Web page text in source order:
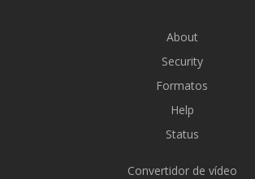
About
Security
Formatos
Help
Status
Convertidor de vídeo